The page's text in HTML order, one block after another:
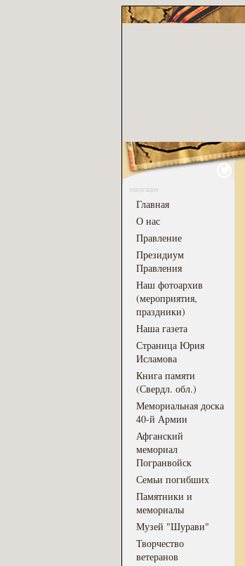
навигация
Главная
О нас
Правление
Президиум
Правления
Наш фотоархив
(мероприятия,
праздники)
Наша газета
Страница Юрия
Исламова
Книга памяти
(Свердл. обл.)
Мемориальная доска
40-й Армии
Афганский
мемориал
Погранвойск
Семьи погибших
Памятники и
мемориалы
Музей "Шурави"
Творчество
ветеранов